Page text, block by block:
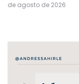
de agosto de 2026